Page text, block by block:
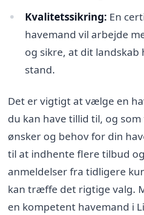
Kvalitetssikring: En
havemand vil arbejde
og sikre, at dit landskab
stand.
Det er vigtigt at vælge en
du kan have tillid til, og
ønsker og behov for din
til at indhente flere tilbud
anmeldelser fra tidligere
kan træffe det rigtige valg.
en kompetent havemand i